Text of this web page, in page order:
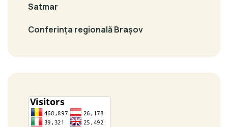
Satmar
Conferința regională Brașov